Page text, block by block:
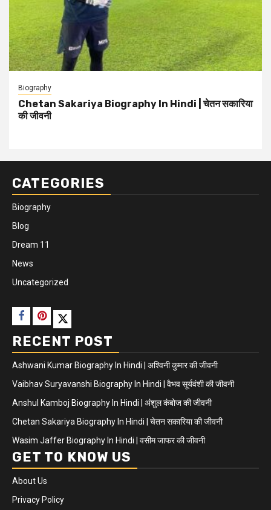
Biography
Chetan Sakariya Biography In Hindi | चेतन सकारिया
की जीवनी
CATEGORIES
Biography
Blog
Dream 11
News
Uncategorized
RECENT POST
Ashwani Kumar Biography In Hindi | अश्विनी कुमार की जीवनी
Vaibhav Suryavanshi Biography In Hindi | वैभव सूर्यवंशी की जीवनी
Anshul Kamboj Biography In Hindi | अंशुल कंबोज की जीवनी
Chetan Sakariya Biography In Hindi | चेतन सकारिया की जीवनी
Wasim Jaffer Biography In Hindi | वसीम जाफर की जीवनी
GET TO KNOW US
About Us
Privacy Policy